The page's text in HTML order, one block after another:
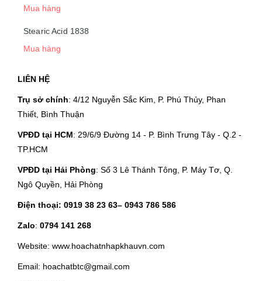
Mua hàng
Stearic Acid 1838
Mua hàng
LIÊN HỆ
Trụ sở chính: 4/12 Nguyễn Sắc Kim, P. Phú Thủy, Phan
Thiết, Bình Thuận
VPĐD tại HCM: 29/6/9 Đường 14 - P. Bình Trưng Tây - Q.2 -
TP.HCM
VPĐD tại Hải Phòng: Số 3 Lê Thánh Tông, P. Máy Tơ, Q.
Ngô Quyền, Hải Phòng
Điện thoại: 0919 38 23 63– 0943 786 586
Zalo: 0794 141 268
Website: www.hoachatnhapkhauvn.com
Email: hoachatbtc@gmail.com